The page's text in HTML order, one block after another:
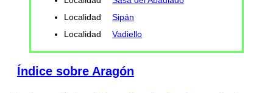
Localidad
Sipán
Localidad
Vadiello
Índice sobre Aragón